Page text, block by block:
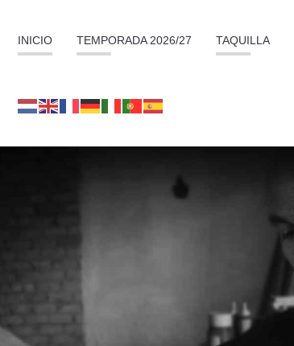
INICIO TEMPORADA 2026/27 TAQUILLA